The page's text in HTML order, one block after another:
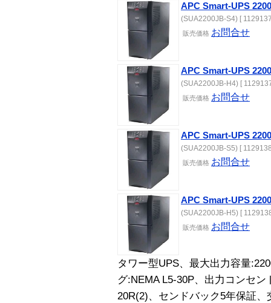
APC Smart-UPS
(SUA2200JB-S4) [
販売価格 お問合せ
APC Smart-UPS
(SUA2200JB-H4) [
販売価格 お問合せ
APC Smart-UPS
(SUA2200JB-S5) [
販売価格 お問合せ
APC Smart-UPS
(SUA2200JB-H5) [
販売価格 お問合せ
タワー型UPS、最大出力容量
グ:NEMA L5-30P、出力コンセ
20R(2)、センドバック5年保証